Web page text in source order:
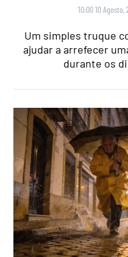
10:00 10 Agosto,
Um simples truque
ajudar a arrefecer
durante os